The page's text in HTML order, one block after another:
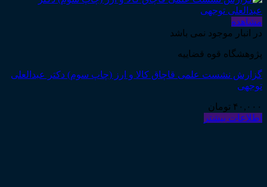
مشاهده
در انبار موجود نمی باشد
پژوهشگاه قوه قضاییه
گزارش نشست علمی قاچاق کالا و ارز (چاپ سوم) دکتر عبدالعلی
توجهی
۴۰,۰۰۰ تومان
اطلاعات بیشتر